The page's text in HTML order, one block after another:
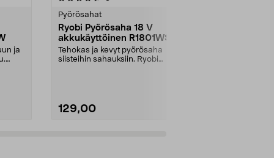
ja
Pyörösahat
Ryobi Pyörösaha 18 V
akkukäyttöinen R1801WSLN-
0
Tehokas ja kevyt pyörösaha
siisteihin sahauksiin. Ryobi
129,00